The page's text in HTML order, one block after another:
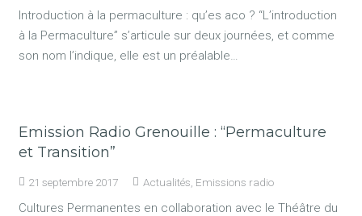
Introduction à la permaculture : qu’es aco ? “L’introduction
à la Permaculture” s’articule sur deux journées, et comme
son nom l’indique, elle est un préalable…
Emission Radio Grenouille : “Permaculture
et Transition”
21 septembre 2017 Actualités Emissions radio
Cultures Permanentes en collaboration avec le Théâtre du